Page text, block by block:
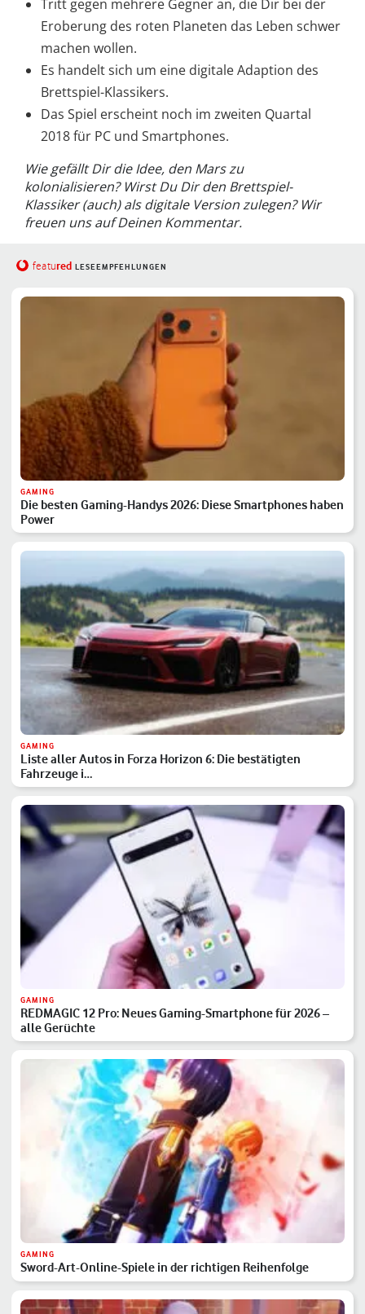
Tritt gegen mehrere Gegner an, die Dir bei der
Eroberung des roten Planeten das Leben schwer
machen wollen.
Es handelt sich um eine digitale Adaption des
Brettspiel-Klassikers.
Das Spiel erscheint noch im zweiten Quartal
2018 für PC und Smartphones.
Wie gefällt Dir die Idee, den Mars zu
kolonialisieren? Wirst Du Dir den Brettspiel-
Klassiker (auch) als digitale Version zulegen? Wir
freuen uns auf Deinen Kommentar.
featured LESEEMPFEHLUNGEN
GAMING
Die besten Gaming-Handys 2026: Diese Smartphones haben
Power
GAMING
Liste aller Autos in Forza Horizon 6: Die bestätigten
Fahrzeuge i…
GAMING
REDMAGIC 12 Pro: Neues Gaming-Smartphone für 2026 –
alle Gerüchte
GAMING
Sword-Art-Online-Spiele in der richtigen Reihenfolge